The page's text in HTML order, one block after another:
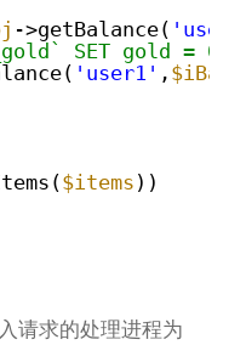
->getBalance(
SET gold = 0
'user1' ,
$items ))
请求的处理进程为